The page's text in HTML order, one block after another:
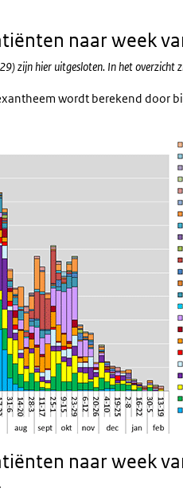
naar week
zijn hier uitgesloten. In het
wordt berekend door
naar week